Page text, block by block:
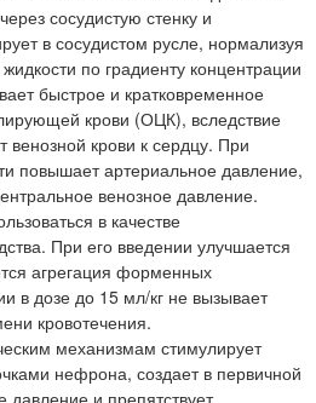
сосудистую стенку и
в сосудистом русле, нормализуя
по градиенту концентрации
быстрое и кратковременное
крови (ОЦК), вследствие
венозной крови к сердцу. При
повышает артериальное давление,
венозное давление.
в качестве
При его введении улучшается
агрегация форменных
в дозе до 15 мл/кг не вызывает
кровотечения.
механизмам стимулирует
нефрона, создает в первичной
давление и препятствует